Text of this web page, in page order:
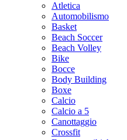
Atletica
Automobilismo
Basket
Beach Soccer
Beach Volley
Bike
Bocce
Body Building
Boxe
Calcio
Calcio a 5
Canottaggio
Crossfit